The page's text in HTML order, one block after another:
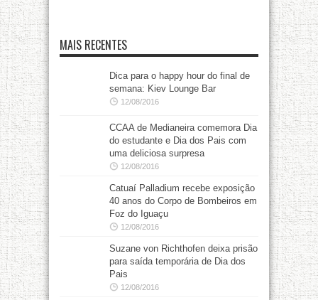
MAIS RECENTES
Dica para o happy hour do final de
semana: Kiev Lounge Bar
12/08/2016
CCAA de Medianeira comemora Dia
do estudante e Dia dos Pais com
uma deliciosa surpresa
12/08/2016
Catuaí Palladium recebe exposição
40 anos do Corpo de Bombeiros em
Foz do Iguaçu
12/08/2016
Suzane von Richthofen deixa prisão
para saída temporária de Dia dos
Pais
12/08/2016